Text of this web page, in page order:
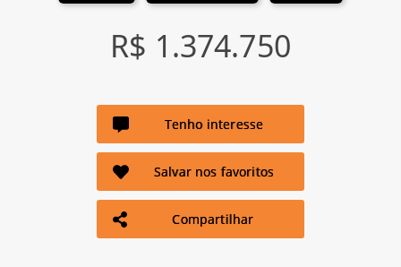
R$ 1.374.750
Tenho interesse
Salvar nos favoritos
Compartilhar